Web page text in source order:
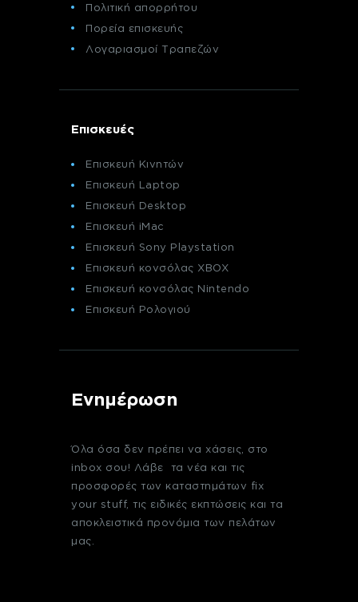
Πολιτική απορρήτου
Πορεία επισκευής
Λογαριασμοί Τραπεζών
Επισκευές
Επισκευή Κινητών
Επισκευή Laptop
Επισκευή Desktop
Επισκευή iMac
Επισκευή Sony Playstation
Επισκευή κονσόλας XBOX
Επισκευή κονσόλας Nintendo
Επισκευή Ρολογιού
Ενημέρωση
Όλα όσα δεν πρέπει να χάσεις, στο
inbox σου! Λάβε τα νέα και τις
προσφορές των καταστημάτων fix
your stuff, τις ειδικές εκπτώσεις και τα
αποκλειστικά προνόμια των πελάτων
μας.